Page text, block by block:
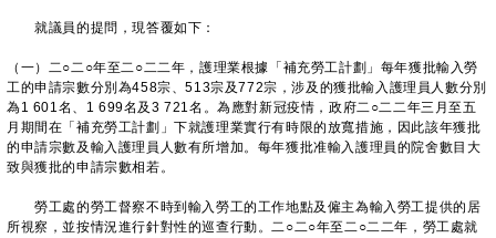
就議員的提問，現答覆如下：
（一）二○二○年至二○二二年，護理業根據「補充勞工計劃」每年獲批輸入勞
工的申請宗數分別為458宗、513宗及772宗，涉及的獲批輸入護理員人數分別
為1 601名、1 699名及3 721名。為應對新冠疫情，政府二○二二年三月至五
月期間在「補充勞工計劃」下就護理業實行有時限的放寬措施，因此該年獲批
的申請宗數及輸入護理員人數有所增加。每年獲批准輸入護理員的院舍數目大
致與獲批的申請宗數相若。
勞工處的勞工督察不時到輸入勞工的工作地點及僱主為輸入勞工提供的居
所視察，並按情況進行針對性的巡查行動。二○二○年至二○二二年，勞工處就